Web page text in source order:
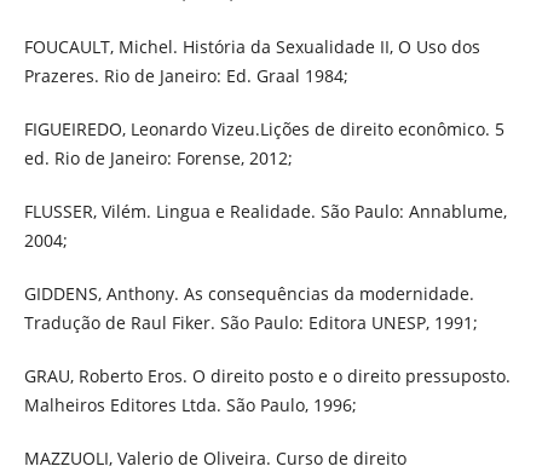
FOUCAULT, Michel. História da Sexualidade II, O Uso dos
Prazeres. Rio de Janeiro: Ed. Graal 1984;
FIGUEIREDO, Leonardo Vizeu.Lições de direito econômico. 5
ed. Rio de Janeiro: Forense, 2012;
FLUSSER, Vilém. Lingua e Realidade. São Paulo: Annablume,
2004;
GIDDENS, Anthony. As consequências da modernidade.
Tradução de Raul Fiker. São Paulo: Editora UNESP, 1991;
GRAU, Roberto Eros. O direito posto e o direito pressuposto.
Malheiros Editores Ltda. São Paulo, 1996;
MAZZUOLI, Valerio de Oliveira. Curso de direito